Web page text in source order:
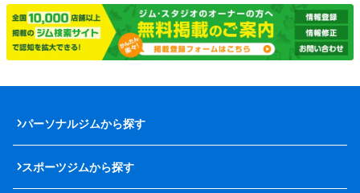
パーソナルジムから探す
スポーツジムから探す